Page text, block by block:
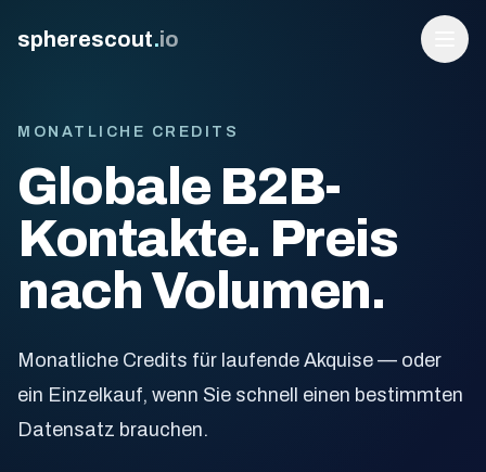
spherescout.io
100 Gratis-Leads erhalten
MONATLICHE CREDITS
Globale B2B-
Kontakte. Preis
nach Volumen.
Monatliche Credits für laufende Akquise — oder
ein Einzelkauf, wenn Sie schnell einen bestimmten
Datensatz brauchen.